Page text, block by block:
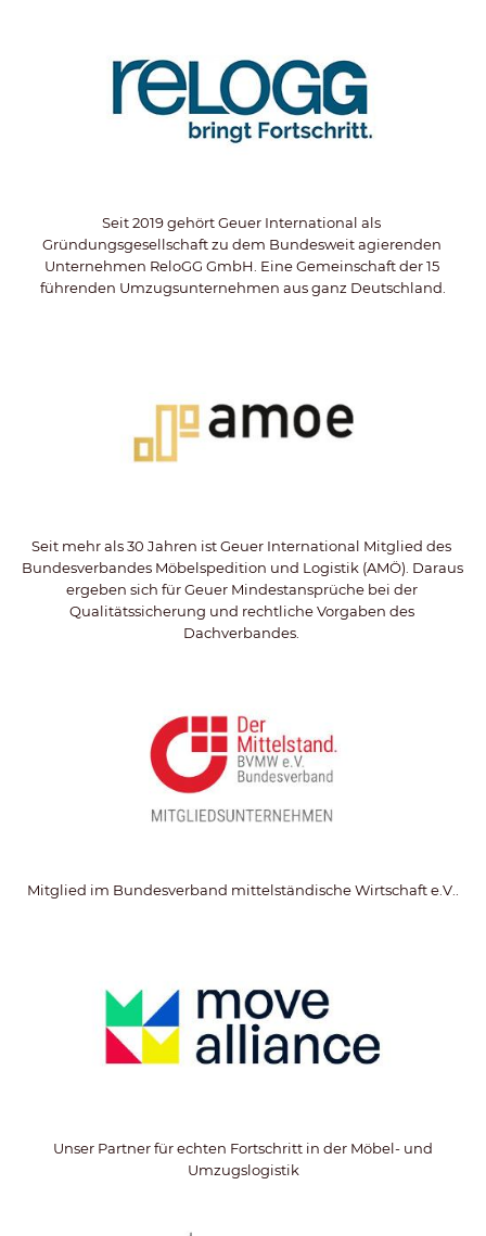
Seit 2019 gehört Geuer International als
Gründungsgesellschaft zu dem Bundesweit agierenden
Unternehmen ReloGG GmbH. Eine Gemeinschaft der 15
führenden Umzugsunternehmen aus ganz Deutschland.
Seit mehr als 30 Jahren ist Geuer International Mitglied des
Bundesverbandes Möbelspedition und Logistik (AMÖ). Daraus
ergeben sich für Geuer Mindestansprüche bei der
Qualitätssicherung und rechtliche Vorgaben des
Dachverbandes.
Mitglied im Bundesverband mittelständische Wirtschaft e.V..
Unser Partner für echten Fortschritt in der Möbel- und
Umzugslogistik